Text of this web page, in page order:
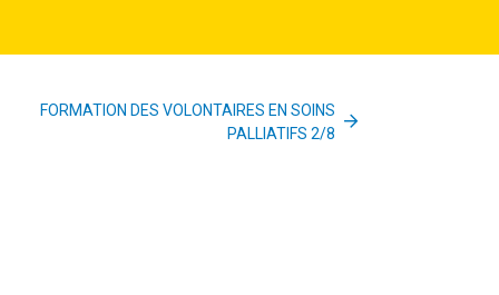
FORMATION DES VOLONTAIRES EN SOINS
PALLIATIFS 2/8